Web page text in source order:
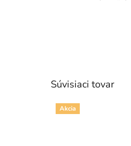
Súvisiaci tovar
Akcia